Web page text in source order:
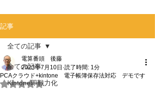
記事
全ての記事
Kintone即戦力化
全ての記事
PCAクラウド+kintone 電子帳簿保存法対応 デモです
電算番頭 後藤
2023年7月10日 読了時間: 1分
5つ星のうちNaNと評価されています。